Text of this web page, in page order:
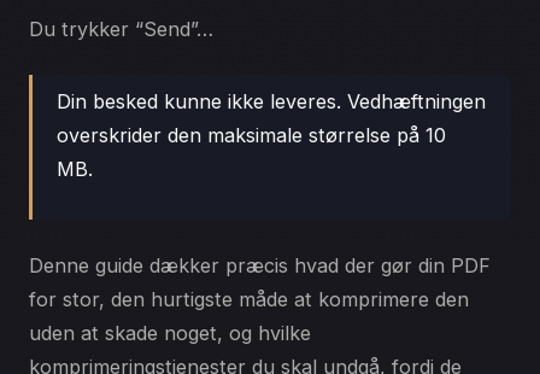
Du trykker “Send”…
Din besked kunne ikke leveres. Vedhæftningen
overskrider den maksimale størrelse på 10
MB.
Denne guide dækker præcis hvad der gør din PDF
for stor, den hurtigste måde at komprimere den
uden at skade noget, og hvilke
komprimeringstjenester du skal undgå, fordi de